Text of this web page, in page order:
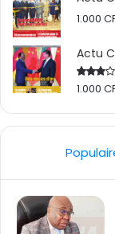
1.000
Actu
Rated
1.000